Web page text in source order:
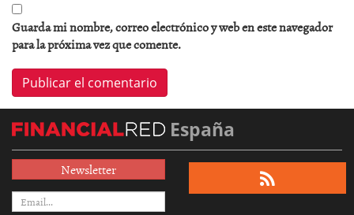
Guarda mi nombre, correo electrónico y web en este navegador
para la próxima vez que comente.
España
Newsletter